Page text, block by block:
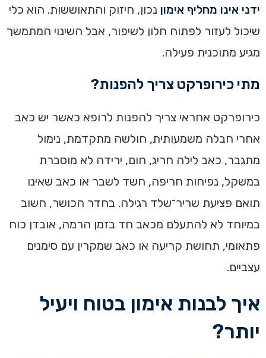
ידני אינו מחליף אימון נכון, חיזוק והתאוששות. הוא כלי
שיכול לעזור לפתוח חלון לשיפור, אבל השינוי המתמשך
מגיע מתוכנית פעילה.
מתי כירופרקט צריך להפנות?
כירופרקט אחראי צריך להפנות לרופא כאשר יש כאב
אחרי חבלה משמעותית, חולשה מתקדמת, נימול
מתגבר, כאב לילה חריג, חום, ירידה לא מוסברת
במשקל, נפיחות חריפה, חשד לשבר או כאב שאינו
תואם פציעת שריר־שלד רגילה. בחדר הכושר, חשוב
במיוחד לא להתעלם מכאב חד בזמן הרמה, אובדן כוח
פתאומי, תחושת קריעה או כאב שמקרין עם סימנים
עצביים.
איך לבנות אימון בטוח ויעיל
יותר?